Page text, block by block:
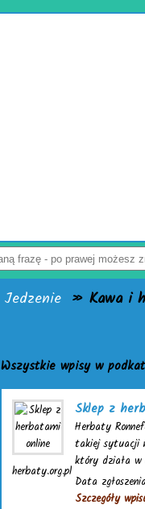
Jedzenie » Kawa i
Wszystkie wpisy w
herbaty.org.pl
Sklep z
Herbaty
takiej sytuacji
który działa w
Data
Szczegóły